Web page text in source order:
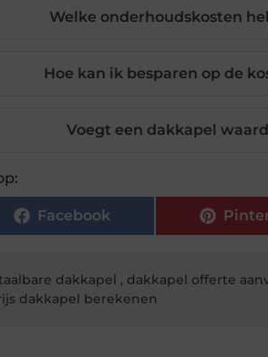
Welke onderhoudskosten
Hoe kan ik besparen op de
Voegt een dakkapel
Facebook
dakkapel , dakkapel offerte
dakkapel berekenen